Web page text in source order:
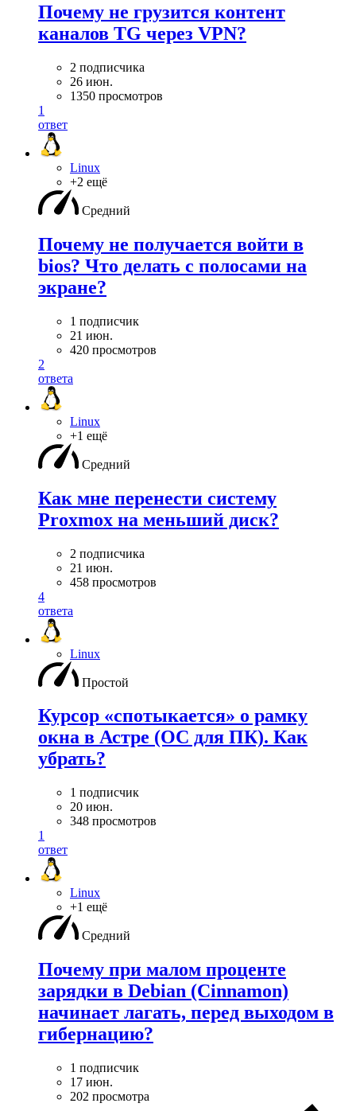
Почему не грузится контент
каналов TG через VPN?
2 подписчика
26 июн.
1350 просмотров
1
ответ
Linux
+2 ещё
Средний
Почему не получается войти в
bios? Что делать с полосами на
экране?
1 подписчик
21 июн.
420 просмотров
2
ответа
Linux
+1 ещё
Средний
Как мне перенести систему
Proxmox на меньший диск?
2 подписчика
21 июн.
458 просмотров
4
ответа
Linux
Простой
Курсор «спотыкается» о рамку
окна в Астре (ОС для ПК). Как
убрать?
1 подписчик
20 июн.
348 просмотров
1
ответ
Linux
+1 ещё
Средний
Почему при малом проценте
зарядки в Debian (Cinnamon)
начинает лагать, перед выходом в
гибернацию?
1 подписчик
17 июн.
202 просмотра